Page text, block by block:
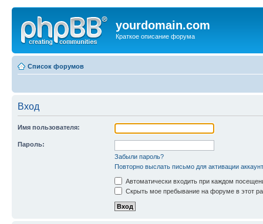
yourdomain.com
Краткое описание форума
Список форумов
Вход
Имя пользователя:
Пароль:
Забыли пароль?
Повторно выслать письмо для активации
Автоматически входить при каждом
Скрыть мое пребывание на форуме в этот